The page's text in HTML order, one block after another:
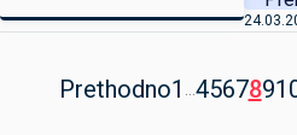
Prethodno1 456789